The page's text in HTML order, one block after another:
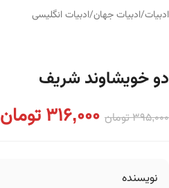
ادبیات/ادبیات جهان/ادبیات انگلیسی
دو خویشاوند شریف
395,000تومان 316,000تومان
نویسنده